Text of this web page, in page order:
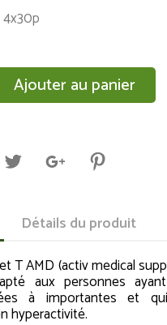
4x30p
Ajouter au panier
Détails du produit
T AMD (activ medical
aux personnes
à importantes et
hyperactivité.